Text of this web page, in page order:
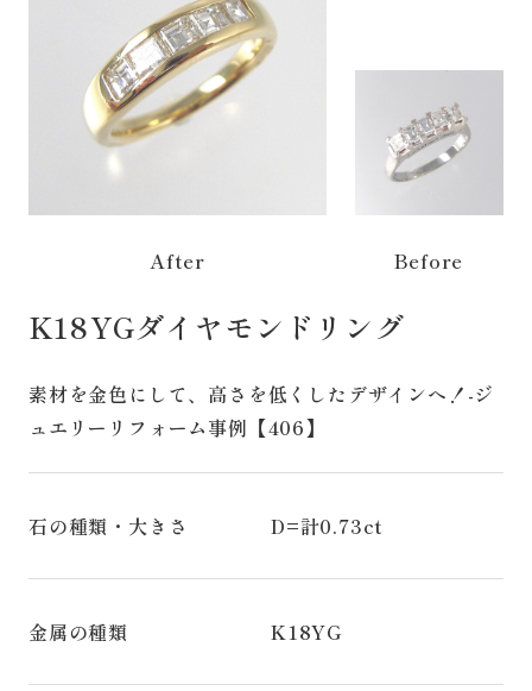
After Before
K18YGダイヤモンドリング
素材を金色にして、高さを低くしたデザインへ！-ジ
ュエリーリフォーム事例【406】
石の種類・大きさ D=計0.73ct
金属の種類 K18YG